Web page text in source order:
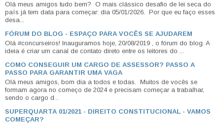
Olá meus amigos tudo bem? O mais clássico desafio de lei seca do
país já tem data para começar: dia 05/01/2026. Por que eu faço esses
desa...
FÓRUM DO BLOG - ESPAÇO PARA VOCÊS SE AJUDAREM
Olá #concurseiros! Inauguramos hoje, 20/08/2019 , o fórum do blog. A
ideia é criar um canal de contato direto entre os leitores do ...
COMO CONSEGUIR UM CARGO DE ASSESSOR? PASSO A
PASSO PARA GARANTIR UMA VAGA
Olá meus amigos, bom dia a todos e todas. Muitos de vocês se
formam agora no começo de 2024 e precisam começar a trabalhar,
sendo o cargo d...
SUPERQUARTA 01/2021 - DIREITO CONSTITUCIONAL - VAMOS
COMEÇAR?